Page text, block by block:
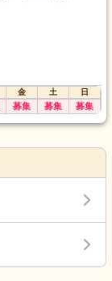
金 土
日
募集 募集 募集